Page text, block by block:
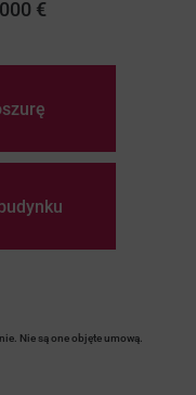
€
Nie są one objęte umową.